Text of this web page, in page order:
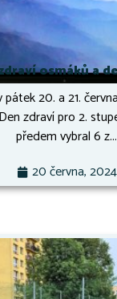
osmáků a
20. a 21.
zdraví pro 2.
předem vybral 6 z...
20 června, 2024